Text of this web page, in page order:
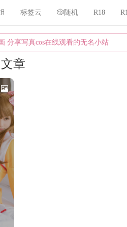
分享写真cos在线观看的无名小站
标签云 🎲随机 R18
章